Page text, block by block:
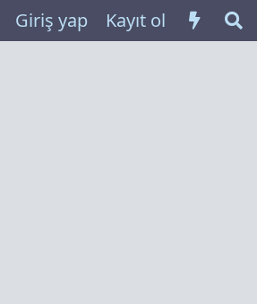
Giriş yap Kayıt ol